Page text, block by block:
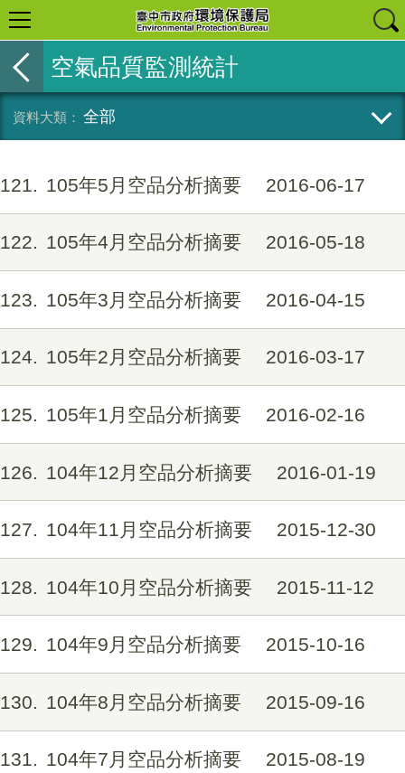
空氣品質監測統計
全部
121 105年5月空品分析摘要 2016-06-17
122 105年4月空品分析摘要 2016-05-18
123 105年3月空品分析摘要 2016-04-15
124 105年2月空品分析摘要 2016-03-17
125 105年1月空品分析摘要 2016-02-16
126 104年12月空品分析摘要 2016-01-19
127 104年11月空品分析摘要 2015-12-30
128 104年10月空品分析摘要 2015-11-12
129 104年9月空品分析摘要 2015-10-16
130 104年8月空品分析摘要 2015-09-16
131 104年7月空品分析摘要 2015-08-19